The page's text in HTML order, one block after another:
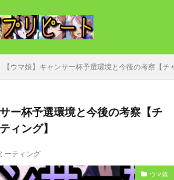
【ウマ娘】キャンサー杯予選環境と今後の考察【
ー杯予選環境と今後の考察【チ
ィング】
ーティング
ウマ娘